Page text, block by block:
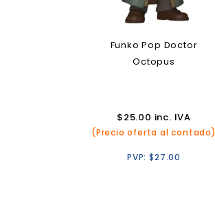
Funko Pop Doctor
Octopus
$25.00 inc. IVA
(Precio oferta al contado)
PVP:$27.00